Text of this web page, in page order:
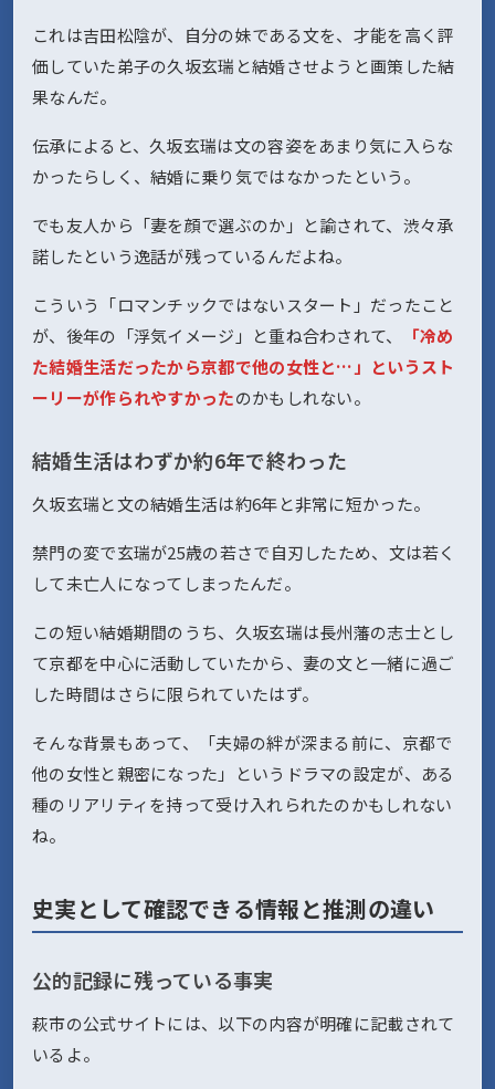
これは吉田松陰が、自分の妹である文を、才能を高く評
価していた弟子の久坂玄瑞と結婚させようと画策した結
果なんだ。
伝承によると、久坂玄瑞は文の容姿をあまり気に入らな
かったらしく、結婚に乗り気ではなかったという。
でも友人から「妻を顔で選ぶのか」と諭されて、渋々承
諾したという逸話が残っているんだよね。
こういう「ロマンチックではないスタート」だったこと
が、後年の「浮気イメージ」と重ね合わされて、
「冷め
た結婚生活だったから京都で他の女性と…」というスト
ーリーが作られやすかったのかもしれない。
結婚生活はわずか約6年で終わった
久坂玄瑞と文の結婚生活は約6年と非常に短かった。
禁門の変で玄瑞が25歳の若さで自刃したため、文は若く
して未亡人になってしまったんだ。
この短い結婚期間のうち、久坂玄瑞は長州藩の志士とし
て京都を中心に活動していたから、妻の文と一緒に過ご
した時間はさらに限られていたはず。
そんな背景もあって、「夫婦の絆が深まる前に、京都で
他の女性と親密になった」というドラマの設定が、ある
種のリアリティを持って受け入れられたのかもしれない
ね。
史実として確認できる情報と推測の違い
公的記録に残っている事実
萩市の公式サイトには、以下の内容が明確に記載されて
いるよ。